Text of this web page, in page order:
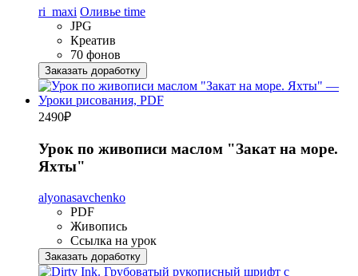
ri_maxi Оливье time
JPG
Креатив
70 фонов
Заказать доработку
2490₽
Урок по живописи маслом "Закат на море.
Яхты"
alyonasavchenko
PDF
Живопись
Ссылка на урок
Заказать доработку